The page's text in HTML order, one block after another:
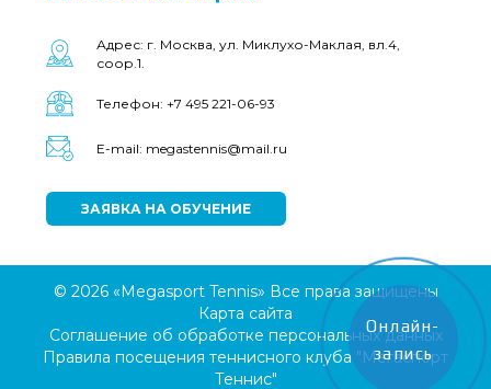
Адрес: г. Москва, ул. Миклухо-Маклая, вл.4,
соор.1.
Телефон: +7 495 221-06-93
E-mail: megastennis@mail.ru
ЗАЯВКА НА ОБУЧЕНИЕ
© 2026 «Megasport Tennis» Все права защищены
Карта сайта
Соглашение об обработке персональных данных
Правила посещения теннисного клуба "Мегаспорт
Теннис"
Онлайн-
запись